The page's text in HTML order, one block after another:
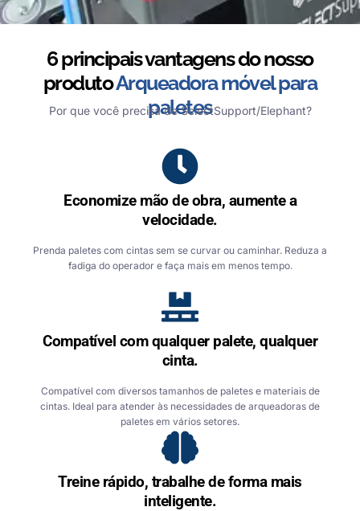
6 principais vantagens do nosso
produtoArqueadora móvel para
paletes
Por que você precisa de SelectSupport/Elephant?
Economize mão de obra, aumente a
velocidade.
Prenda paletes com cintas sem se curvar ou caminhar. Reduza a
fadiga do operador e faça mais em menos tempo.
Compatível com qualquer palete, qualquer
cinta.
Compatível com diversos tamanhos de paletes e materiais de
cintas. Ideal para atender às necessidades de arqueadoras de
paletes em vários setores.
Treine rápido, trabalhe de forma mais
inteligente.